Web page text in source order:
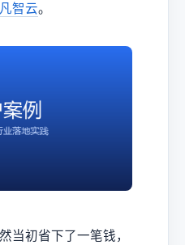
智云。
当初省下了一笔钱，